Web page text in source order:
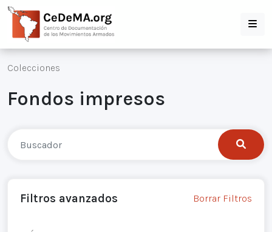
Colecciones
Fondos impresos
Filtros avanzados Borrar Filtros